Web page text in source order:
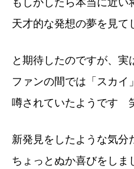
天才的な発想の夢を見て
と期待したのですが、実
ファンの間では「スカイ
噂されていたようです
新発見をしたような気分
ちょっとぬか喜びをしま